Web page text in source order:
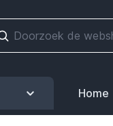
Home